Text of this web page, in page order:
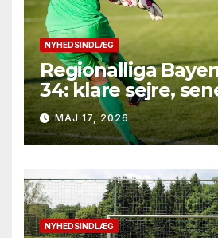
NYHEDSINDLÆG
Regionalliga
34: klare sejre,
MAJ 17, 2026
NYHEDSINDLÆG